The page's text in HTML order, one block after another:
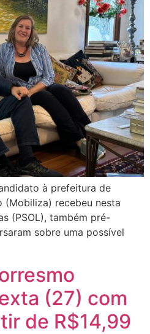
à prefeitura de
(Mobiliza) recebeu nesta
(PSOL), também pré-
sobre uma possível
(27) com
de R$14,99